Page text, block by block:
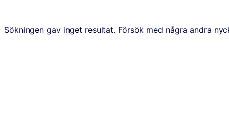
Sökningen gav inget resultat. Försök med några andra